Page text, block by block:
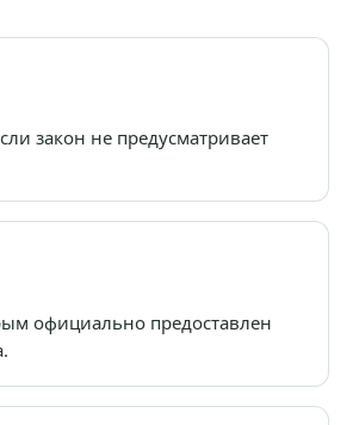
закон не предусматривает
официально предоставлен